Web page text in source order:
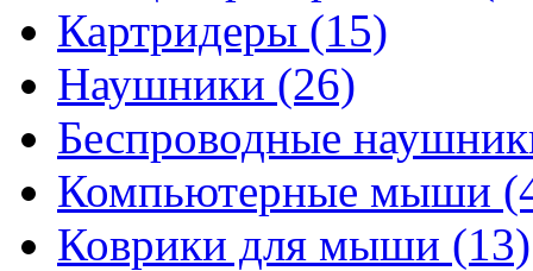
Картридеры (15)
Наушники (26)
Беспроводные
Компьютерные мыши
Коврики для мыши (13)